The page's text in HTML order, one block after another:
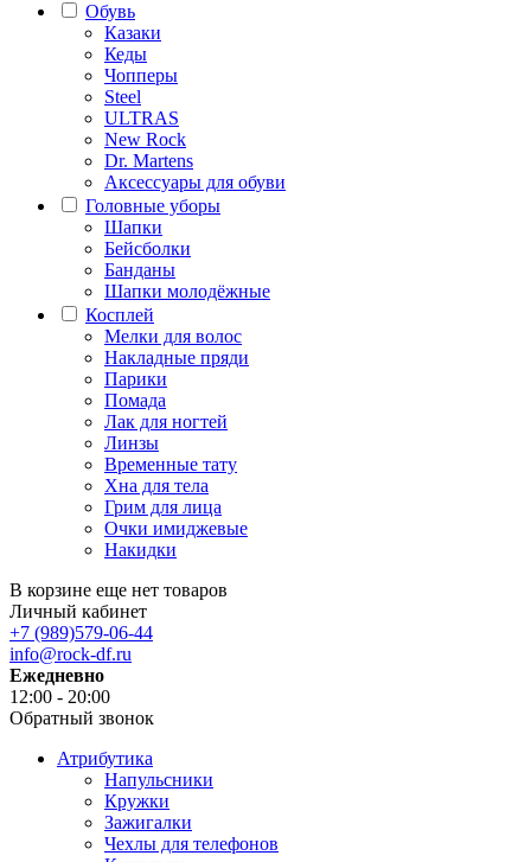
Обувь
Казаки
Кеды
Чопперы
Steel
ULTRAS
New Rock
Dr. Martens
Аксессуары для обуви
Головные уборы
Шапки
Бейсболки
Банданы
Шапки молодёжные
Косплей
Мелки для волос
Накладные пряди
Парики
Помада
Лак для ногтей
Линзы
Временные тату
Хна для тела
Грим для лица
Очки имиджевые
Накидки
В корзине еще нет товаров
Личный кабинет
+7 (989)579-06-44
info@rock-df.ru
Ежедневно
12:00 - 20:00
Обратный звонок
Атрибутика
Напульсники
Кружки
Зажигалки
Чехлы для телефонов